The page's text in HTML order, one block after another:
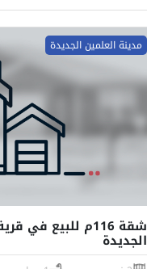
مدينة العلمين الجديدة
شقة 116م للبيع في
الجديدة